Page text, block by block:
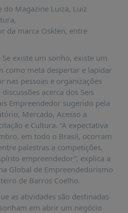
Magazine Luiza, Luiz
da marca Osklen, entre
existe um sonho, existe um
como meta despertar e lapidar
nas pessoas e organizações
acerca dos Seis
Empreendedor sugerido pela
Mercado, Acesso a
e Cultura. “A expectativa
em todo o Brasil, ocorram
palestras a competições,
empreendedor”, explica a
Global de Empreendedorismo
de Barros Coelho.
as atividades são destinadas
em abrir um negócio